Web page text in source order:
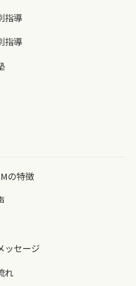
指導
指導
の特徴
ッセージ
れ